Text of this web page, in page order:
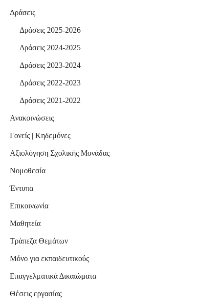
Δράσεις
Δράσεις 2025-2026
Δράσεις 2024-2025
Δράσεις 2023-2024
Δράσεις 2022-2023
Δράσεις 2021-2022
Ανακοινώσεις
Γονείς | Κηδεμόνες
Αξιολόγηση Σχολικής Μονάδας
Νομοθεσία
Έντυπα
Επικοινωνία
Μαθητεία
Τράπεζα Θεμάτων
Μόνο για εκπαιδευτικούς
Επαγγελματικά Δικαιώματα
Θέσεις εργασίας